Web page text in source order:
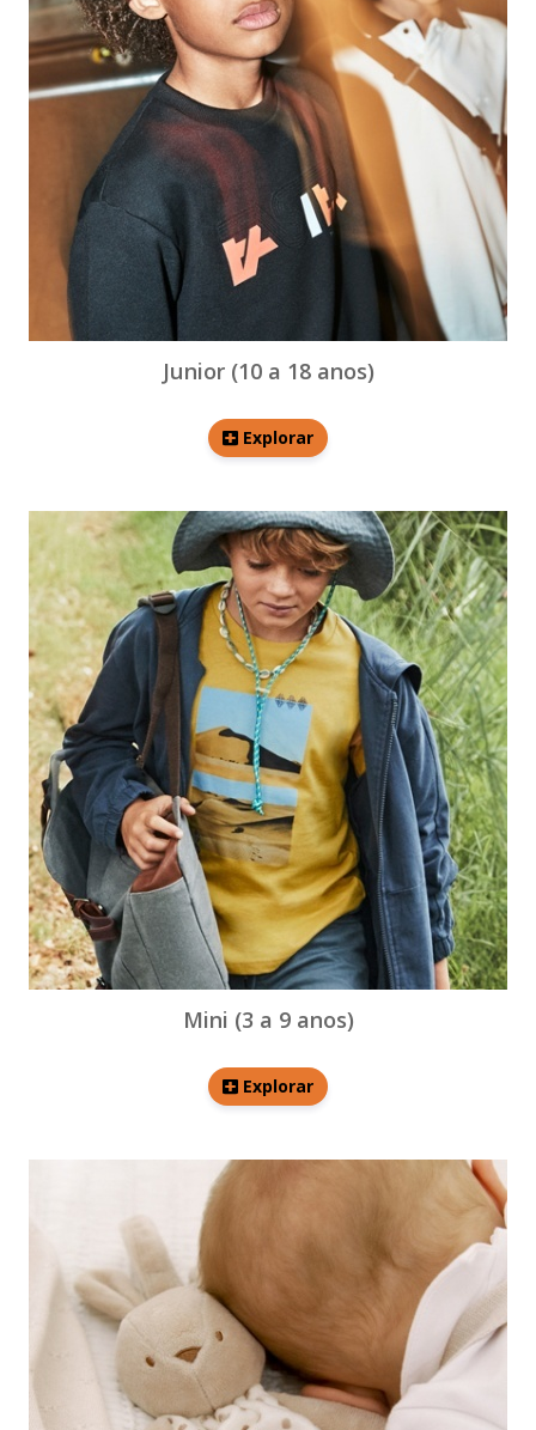
Junior (10 a 18 anos)
Explorar
Mini (3 a 9 anos)
Explorar